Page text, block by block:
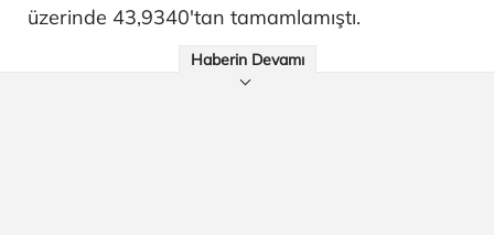
üzerinde 43,9340'tan tamamlamıştı.
Haberin Devamı